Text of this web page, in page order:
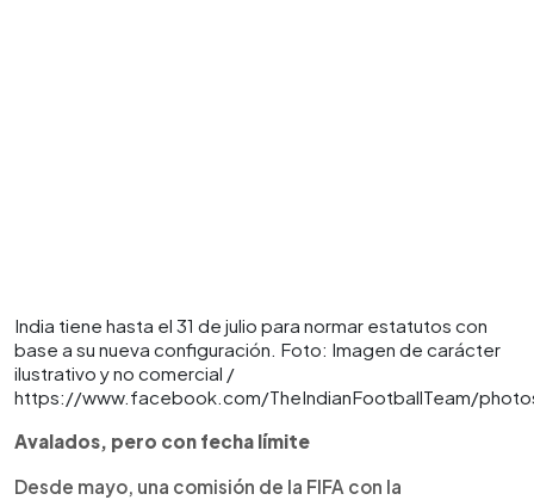
India tiene hasta el 31 de julio para normar estatutos con
base a su nueva configuración. Foto: Imagen de carácter
ilustrativo y no comercial /
https://www.facebook.com/TheIndianFootballTeam/
Avalados, pero con fecha límite
Desde mayo, una comisión de la FIFA con la